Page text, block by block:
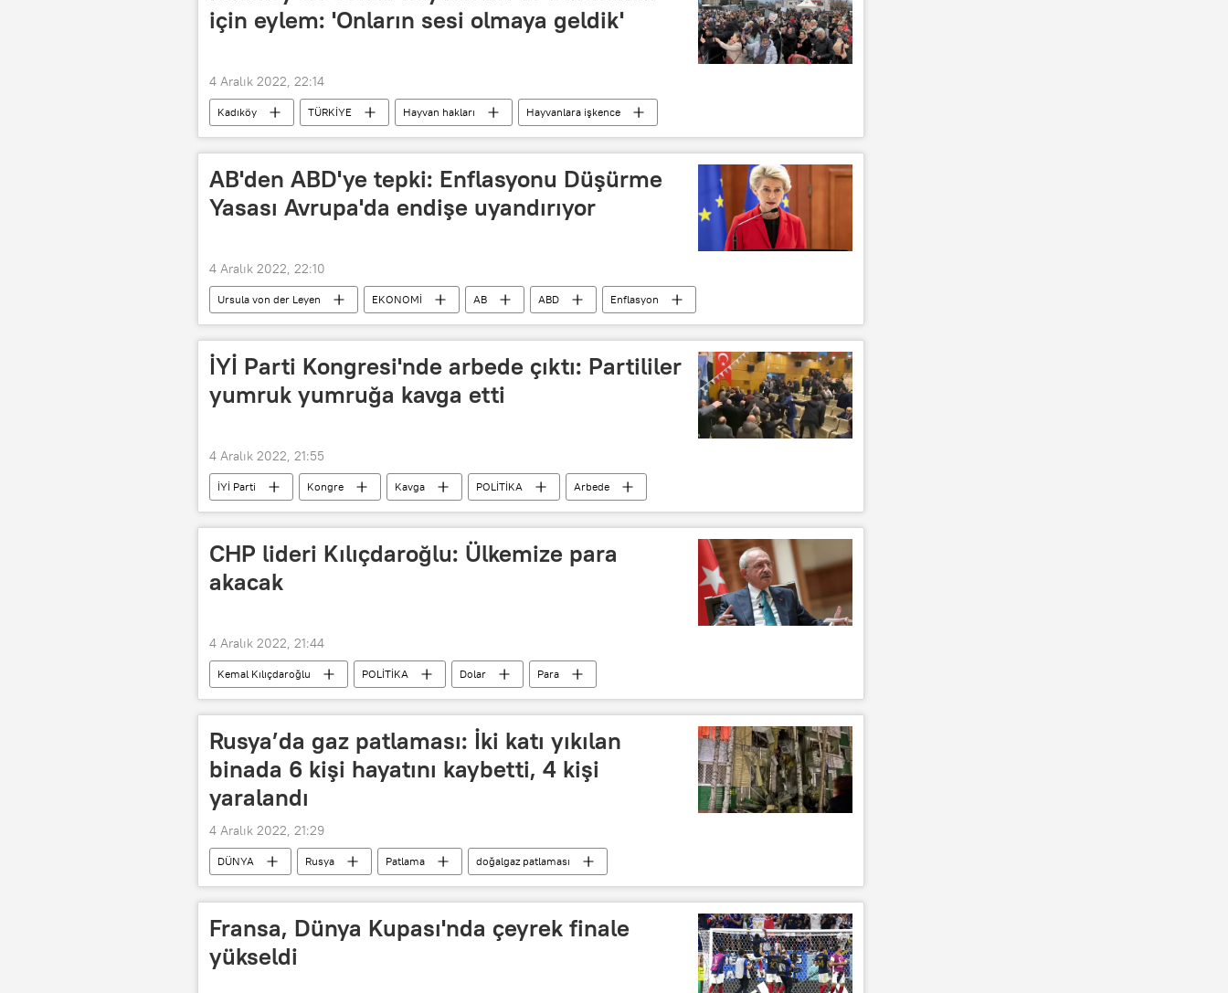
için eylem: 'Onların sesi olmaya geldik'
4 Aralık 2022, 22:14
Kadıköy TÜRKİYE Hayvan hakları
Hayvanlara işkence
Hayvanlara şiddet
AB'den ABD'ye tepki: Enflasyonu Düşürme
Yasası Avrupa'da endişe uyandırıyor
4 Aralık 2022, 22:10
Ursula von der Leyen EKONOMİ AB ABD Enflasyon
İYİ Parti Kongresi'nde arbede çıktı: Partililer
yumruk yumruğa kavga etti
4 Aralık 2022, 21:55
İYİ Parti Kongre Kavga POLİTİKA Arbede
CHP lideri Kılıçdaroğlu: Ülkemize para
akacak
4 Aralık 2022, 21:44
Kemal Kılıçdaroğlu POLİTİKA Dolar Para
Rusya’da gaz patlaması: İki katı yıkılan
binada 6 kişi hayatını kaybetti, 4 kişi
yaralandı
4 Aralık 2022, 21:29
DÜNYA Rusya Patlama doğalgaz patlaması
Fransa, Dünya Kupası'nda çeyrek finale
yükseldi